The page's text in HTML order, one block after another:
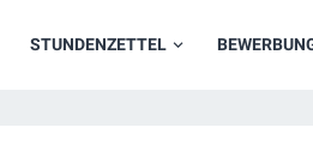
STUNDENZETTEL